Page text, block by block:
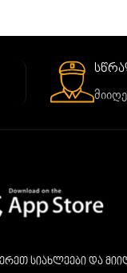
სიახლეები და